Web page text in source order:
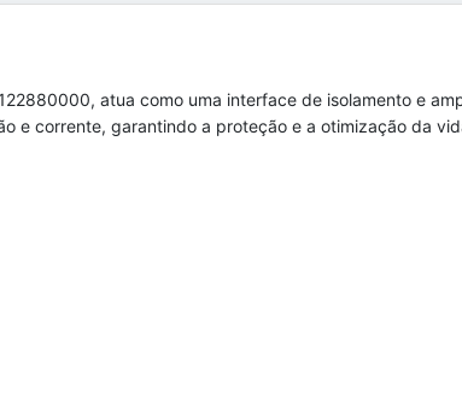
atua como uma interface de isolamento e
e corrente, garantindo a proteção e a otimização da